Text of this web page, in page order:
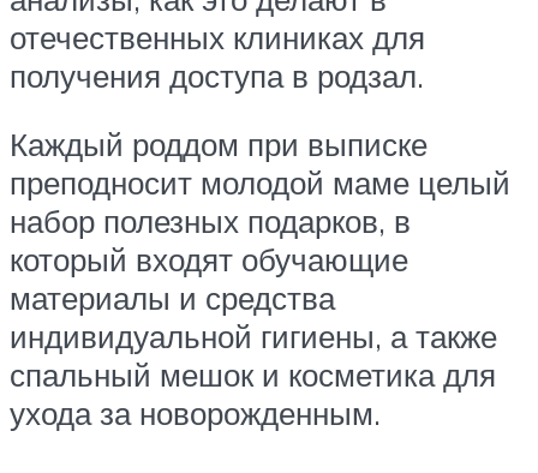
отечественных клиниках для
получения доступа в родзал.
Каждый роддом при выписке
преподносит молодой маме целый
набор полезных подарков, в
который входят обучающие
материалы и средства
индивидуальной гигиены, а также
спальный мешок и косметика для
ухода за новорожденным.